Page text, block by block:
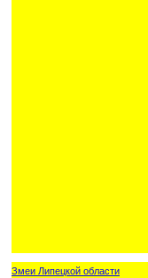
Змеи Липецкой области